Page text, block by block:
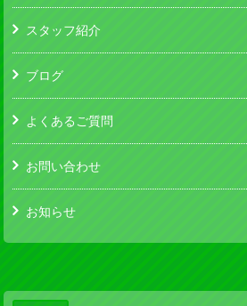
スタッフ紹介
ブログ
よくあるご質問
お問い合わせ
お知らせ